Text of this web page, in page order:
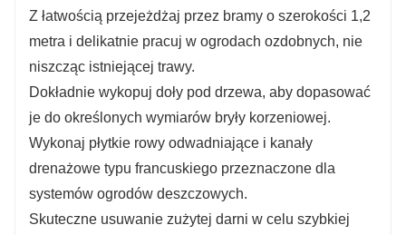
Z łatwością przejeżdżaj przez bramy o szerokości 1,2
metra i delikatnie pracuj w ogrodach ozdobnych, nie
niszcząc istniejącej trawy.
Dokładnie wykopuj doły pod drzewa, aby dopasować
je do określonych wymiarów bryły korzeniowej.
Wykonaj płytkie rowy odwadniające i kanały
drenażowe typu francuskiego przeznaczone dla
systemów ogrodów deszczowych.
Skuteczne usuwanie zużytej darni w celu szybkiej